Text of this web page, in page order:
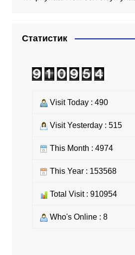
Статистик
Visit Today : 490
Visit Yesterday : 515
This Month : 4974
This Year : 153568
Total Visit : 910954
Who's Online : 8